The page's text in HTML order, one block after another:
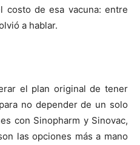
costo de esa vacuna: entre
a hablar.
el plan original de tener
no depender de un solo
con Sinopharm y Sinovac,
las opciones más a mano